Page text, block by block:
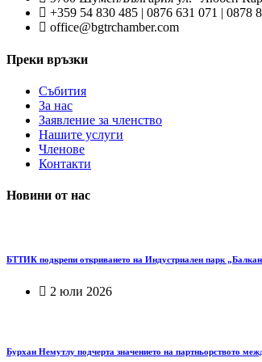
+359 54 830 485 | 0876 631 071 | 0878
office@bgtrchamber.com
Преки връзки
Събития
За нас
Заявление за членство
Нашите услуги
Членове
Контакти
Новини от нас
БТТИК подкрепи откриването на Индустриален парк
2 юли 2026
Бурхан Немутлу подчерта значението на партньорството